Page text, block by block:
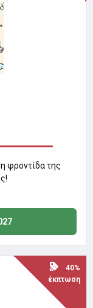
φροντίδα της
40%
έκπτωση